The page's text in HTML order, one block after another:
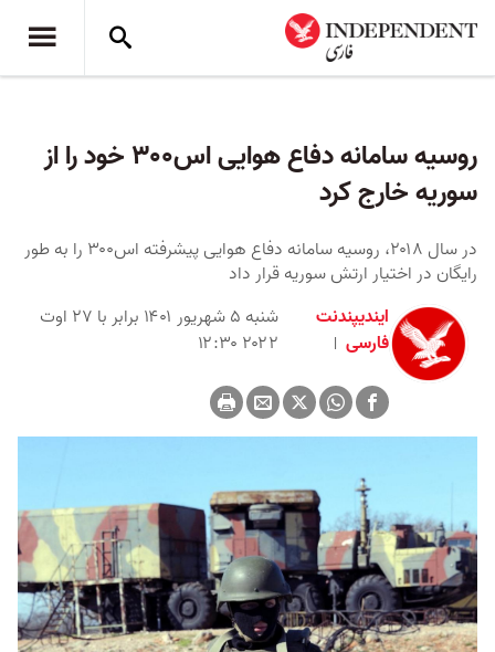
روسیه سامانه دفاع هوایی اس۳۰۰ خود را از
سوریه خارج کرد
در سال ۲۰۱۸، روسیه سامانه دفاع هوایی پیشرفته اس۳۰۰ را به طور
رایگان در اختیار ارتش سوریه قرار داد
ایندیپندنت
فارسی
شنبه ۵ شهریور ۱۴۰۱ برابر با ۲۷ اوت
۲۰۲۲ ۱۲:۳۰